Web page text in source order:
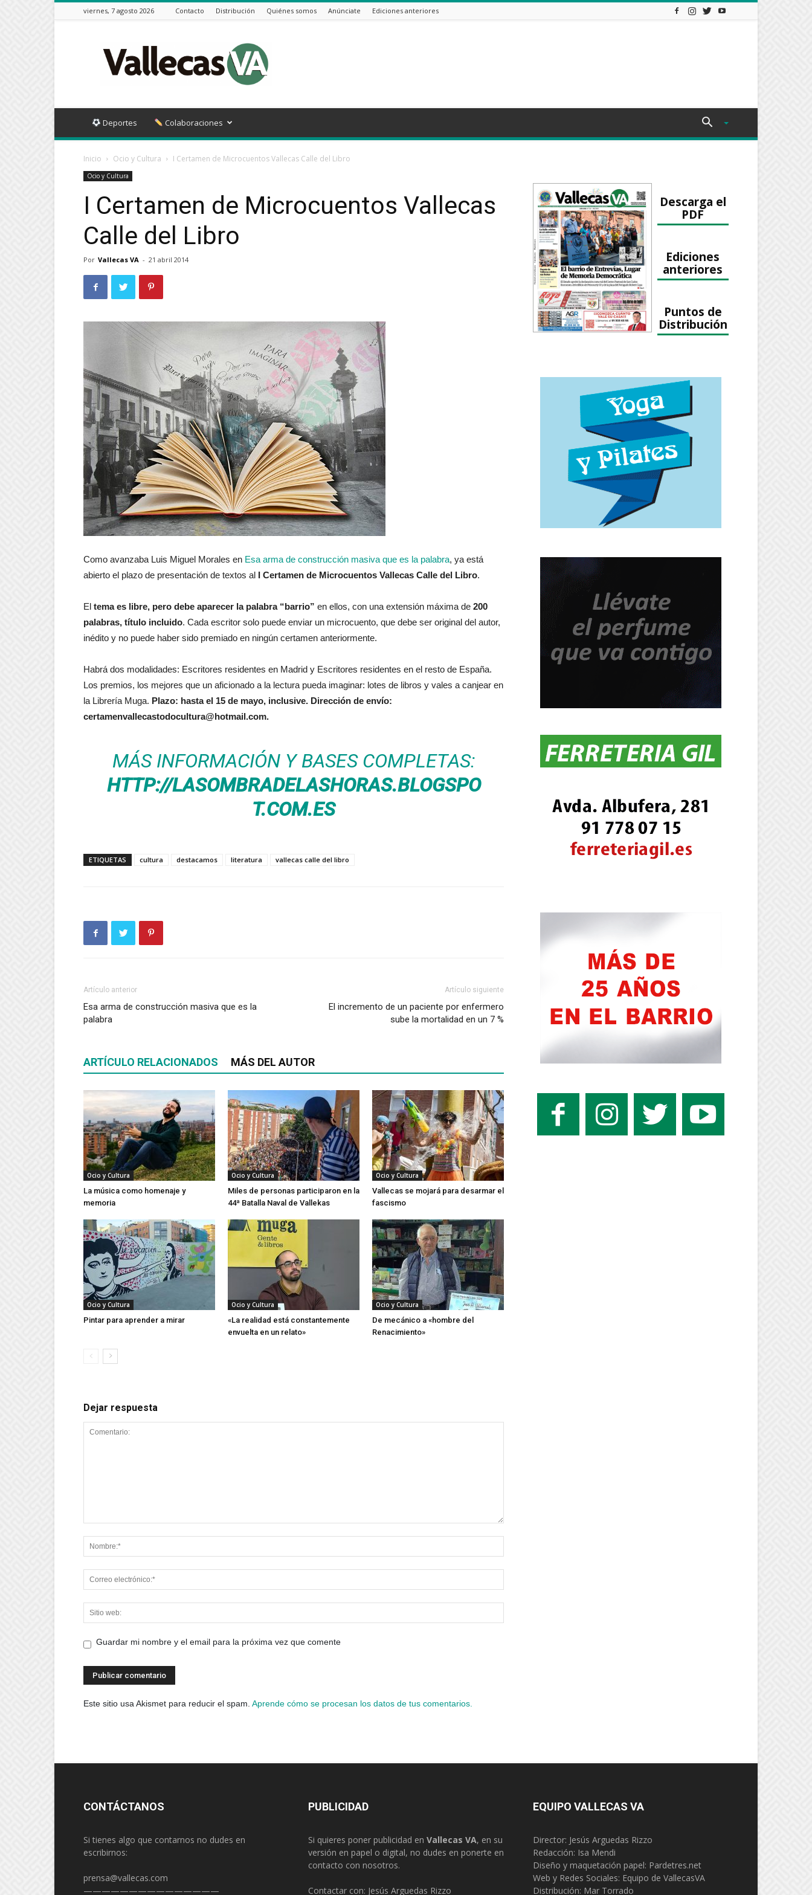
viernes, 7 agosto 2026 Contacto Distribución Quiénes somos Anúnciate Ediciones anteriores
VA
Deportes Colaboraciones
Inicio Ocio y Cultura I Certamen de Microcuentos Vallecas Calle del Libro
Ocio y Cultura
I Certamen de Microcuentos Vallecas
Calle del Libro
Por Vallecas VA - 21 abril 2014
Como avanzaba Luis Miguel Morales en Esa arma de construcción masiva que es la palabra, ya está
abierto el plazo de presentación de textos al I Certamen de Microcuentos Vallecas Calle del Libro.
El tema es libre, pero debe aparecer la palabra “barrio” en ellos, con una extensión máxima de 200
palabras, título incluido. Cada escritor solo puede enviar un microcuento, que debe ser original del autor,
inédito y no puede haber sido premiado en ningún certamen anteriormente.
Habrá dos modalidades: Escritores residentes en Madrid y Escritores residentes en el resto de España.
Los premios, los mejores que un aficionado a la lectura pueda imaginar: lotes de libros y vales a canjear en
la Librería Muga. Plazo: hasta el 15 de mayo, inclusive. Dirección de envío:
certamenvallecastodocultura@hotmail.com.
MÁS INFORMACIÓN Y BASES COMPLETAS:
HTTP://LASOMBRADELASHORAS.BLOGSPO
T.COM.ES
ETIQUETAS cultura destacamos literatura vallecas calle del libro
Artículo anterior
Esa arma de construcción masiva que es la
palabra
Artículo siguiente
El incremento de un paciente por enfermero
sube la mortalidad en un 7 %
ARTÍCULO RELACIONADOS MÁS DEL AUTOR
Ocio y Cultura
La música como homenaje y
memoria
Ocio y Cultura
Miles de personas participaron en la
44ª Batalla Naval de Vallekas
Ocio y Cultura
Vallecas se mojará para desarmar el
fascismo
Ocio y Cultura
Pintar para aprender a mirar
Ocio y Cultura
«La realidad está constantemente
envuelta en un relato»
Ocio y Cultura
De mecánico a «hombre del
Renacimiento»
Dejar respuesta
Guardar mi nombre y el email para la próxima vez que comente
Este sitio usa Akismet para reducir el spam. Aprende cómo se procesan los datos de tus comentarios.
Descarga el
PDF
Ediciones
anteriores
Puntos de
Distribución
CONTÁCTANOS
Si tienes algo que contarnos no dudes en
escribirnos:
prensa@vallecas.com
———————————————
PUBLICIDAD
Si quieres poner publicidad en Vallecas VA, en su
versión en papel o digital, no dudes en ponerte en
contacto con nosotros.
Contactar con: Jesús Arguedas Rizzo
EQUIPO VALLECAS VA
Director: Jesús Arguedas Rizzo
Redacción: Isa Mendi
Diseño y maquetación papel: Pardetres.net
Web y Redes Sociales: Equipo de VallecasVA
Distribución: Mar Torrado